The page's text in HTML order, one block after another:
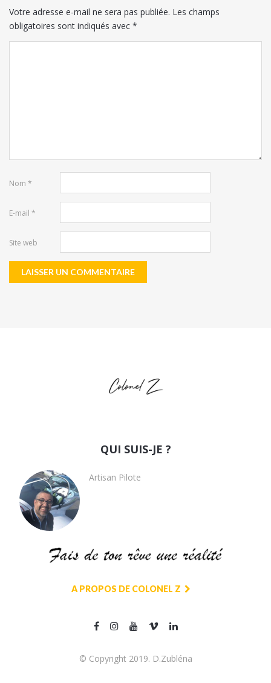
Votre adresse e-mail ne sera pas publiée. Les champs
obligatoires sont indiqués avec *
Nom *
E-mail *
Site web
QUI SUIS-JE ?
Artisan Pilote
A PROPOS DE COLONEL Z
© Copyright 2019. D.Zubléna